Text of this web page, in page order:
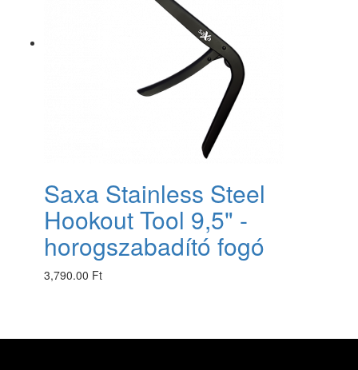
Saxa Stainless Steel
Hookout Tool 9,5" -
horogszabadító fogó
3,790.00 Ft